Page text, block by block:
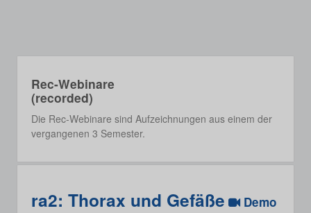
Rec-Webinare
(recorded)
Die Rec-Webinare sind Aufzeichnungen aus einem der
vergangenen 3 Semester.
ra2: Thorax und Gefäße Demo